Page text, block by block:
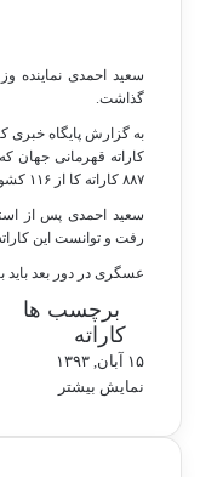
گذاشت.
به گزارش پایگاه خبری
۸۸۷ کاراته کا از ۱۱۶ کشور در برمن آلمان آغاز شده است.
سعید احمدی پس از
رفت و توانست این کاراته کا را با
عسگری در دور بعد باید
برچسب ها
کاراته
۱۵ آبان, ۱۳۹۳
نمایش بیشتر